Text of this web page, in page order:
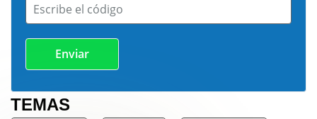
Escribe el código
TEMAS